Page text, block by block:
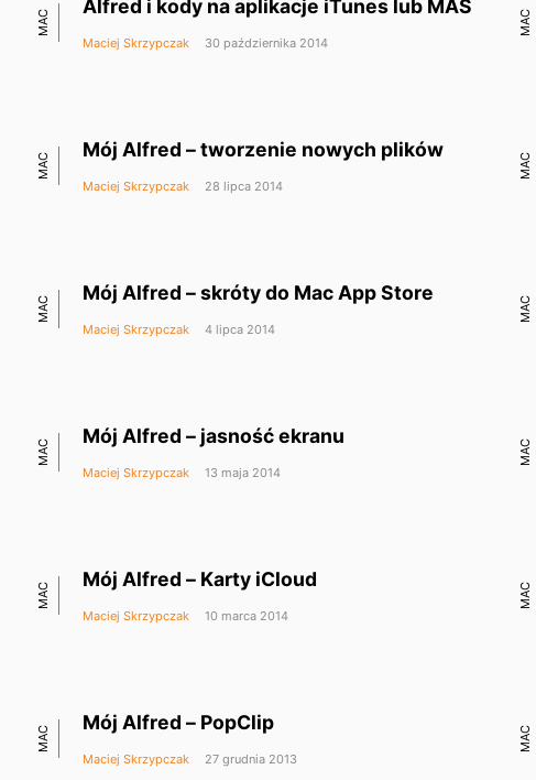
MAC
Alfred i kody na aplikacje iTunes lub MAS
Maciej Skrzypczak 30 października 2014
MAC
MAC
Mój Alfred – tworzenie nowych plików
Maciej Skrzypczak 28 lipca 2014
MAC
MAC
Mój Alfred – skróty do Mac App Store
Maciej Skrzypczak 4 lipca 2014
MAC
MAC
Mój Alfred – jasność ekranu
Maciej Skrzypczak 13 maja 2014
MAC
MAC
Mój Alfred – Karty iCloud
Maciej Skrzypczak 10 marca 2014
MAC
MAC
Mój Alfred – PopClip
Maciej Skrzypczak 27 grudnia 2013
MAC